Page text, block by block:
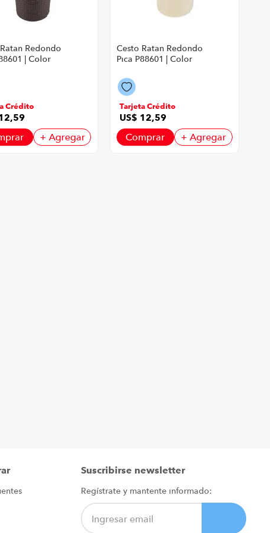
Redondo
| Color
Crédito
,59
+ Agregar
Cesto Ratan Redondo
Pica P88601 | Color
Tarjeta Crédito
US$ 12,59
Comprar + Agregar
Suscribirse newsletter
Regístrate y mantente informado: